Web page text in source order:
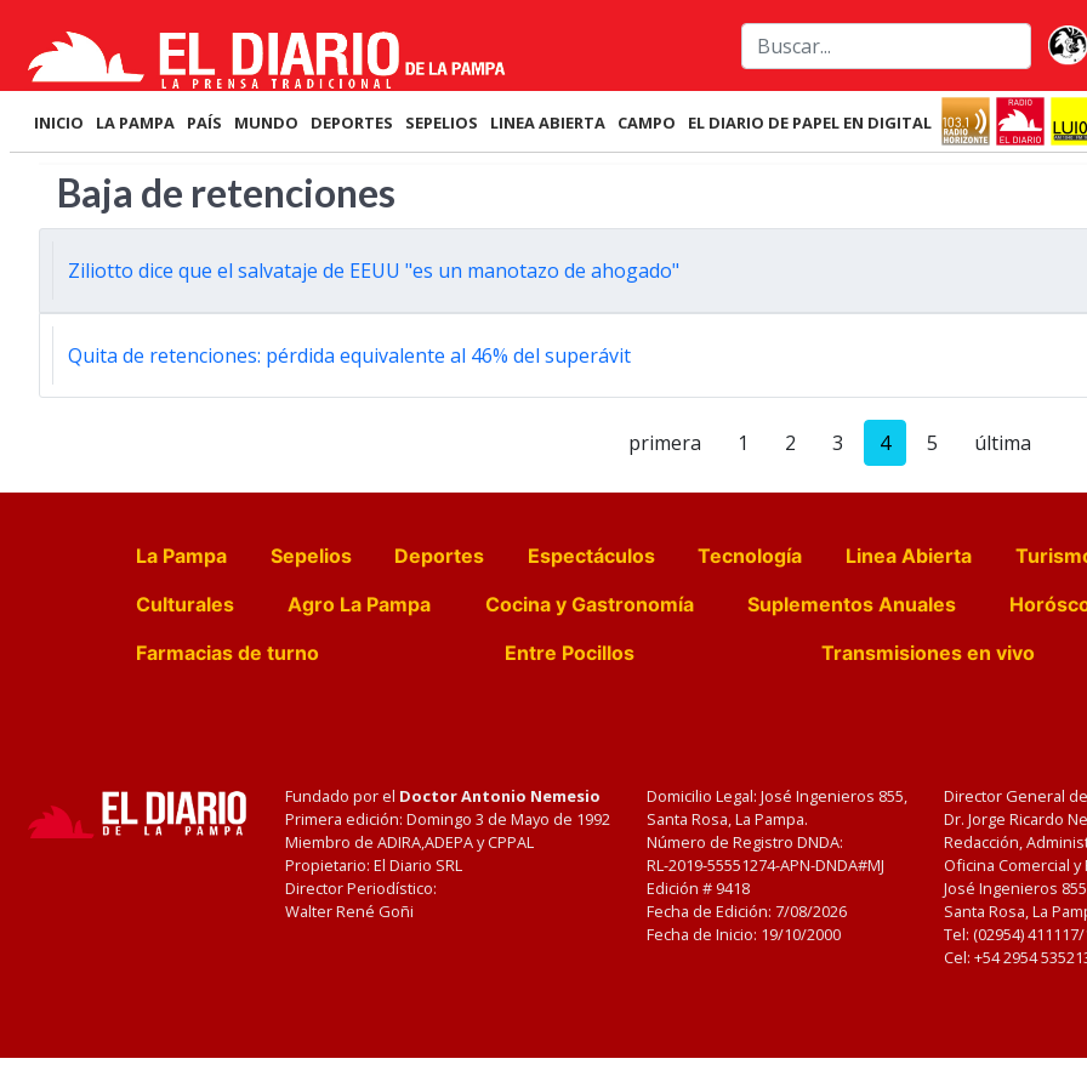
INICIO LA PAMPA PAÍS MUNDO DEPORTES SEPELIOS LINEA ABIERTA CAMPO EL DIARIO DE PAPEL EN DIGITAL
Baja de retenciones
Ziliotto dice que el salvataje de EEUU "es un manotazo de ahogado"
Quita de retenciones: pérdida equivalente al 46% del superávit
primera 1 2 3 4 5 última
La Pampa Sepelios Deportes Espectáculos Tecnología Linea Abierta
Culturales
Agro La Pampa Cocina y Gastronomía Suplementos Anuales
Farmacias de turno
Entre Pocillos Transmisiones en vivo
Fundado por el Doctor Antonio Nemesio
Primera edición: Domingo 3 de Mayo de 1992
Miembro de ADIRA,ADEPA y CPPAL
Propietario: El Diario SRL
Director Periodístico:
Walter René Goñi
Domicilio Legal: José Ingenieros 855,
Santa Rosa, La Pampa.
Número de Registro DNDA:
RL-2019-55551274-APN-DNDA#MJ
Edición # 9418
Fecha de Edición: 7/08/2026
Fecha de Inicio: 19/10/2000
Director General
Dr. Jorge Ricardo
Redacción,
Oficina Comercial
José Ingenieros
Santa Rosa, La
Tel: (02954)
Cel: +54 2954